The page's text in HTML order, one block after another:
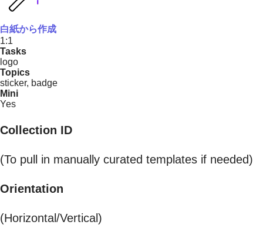
白紙から作成
1:1
Tasks
logo
Topics
sticker, badge
Mini
Yes
Collection ID
(To pull in manually curated templates if needed)
Orientation
(Horizontal/Vertical)